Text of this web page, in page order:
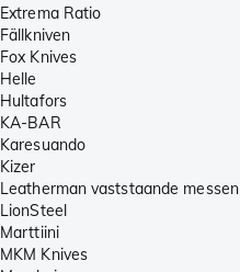
Extrema Ratio
Fällkniven
Fox Knives
Helle
Hultafors
KA-BAR
Karesuando
Kizer
Leatherman vaststaande messen
LionSteel
Marttiini
MKM Knives